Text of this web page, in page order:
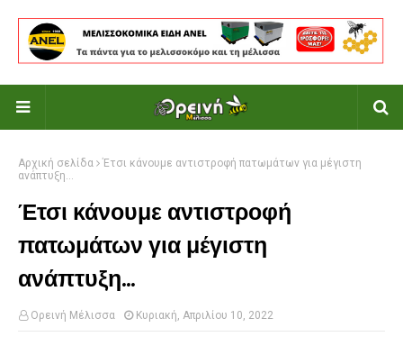
Αρχική σελίδα
Έτσι κάνουμε αντιστροφή πατωμάτων για μέγιστη
ανάπτυξη...
Έτσι κάνουμε αντιστροφή
πατωμάτων για μέγιστη
ανάπτυξη...
Ορεινή Μέλισσα Κυριακή, Απριλίου 10, 2022